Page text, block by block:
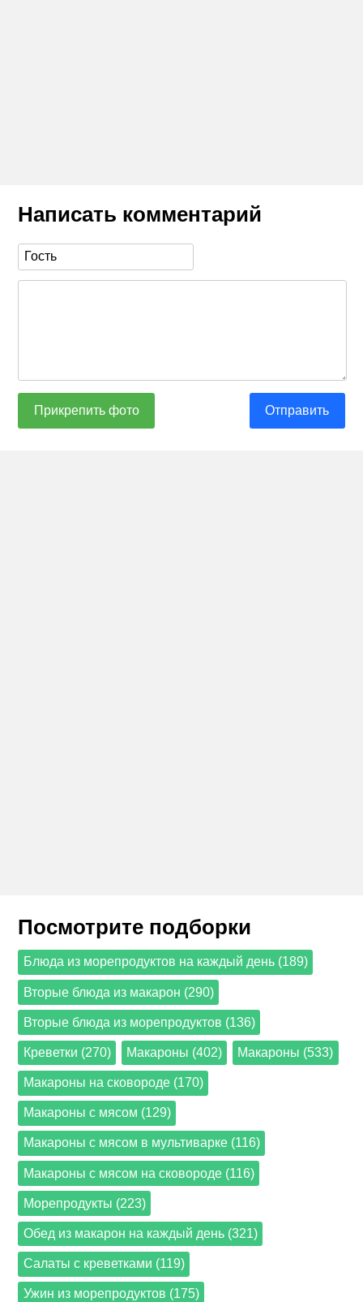
Написать комментарий
Прикрепить фото Отправить
Посмотрите подборки
Блюда из морепродуктов на каждый день (189)
Вторые блюда из макарон (290)
Вторые блюда из морепродуктов (136)
Креветки (270) Макароны (402) Макароны (533)
Макароны на сковороде (170)
Макароны с мясом (129)
Макароны с мясом в мультиварке (116)
Макароны с мясом на сковороде (116)
Морепродукты (223)
Обед из макарон на каждый день (321)
Салаты с креветками (119)
Ужин из морепродуктов (175)